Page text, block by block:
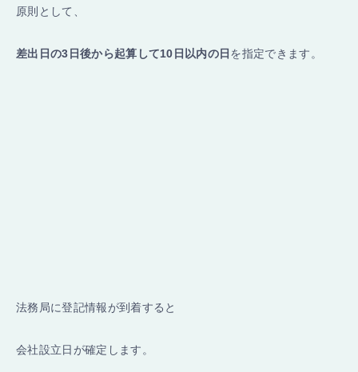
原則として、
差出日の3日後から起算して10日以内の日 を指定できます。
法務局に登記情報が到着すると
会社設立日が確定します。